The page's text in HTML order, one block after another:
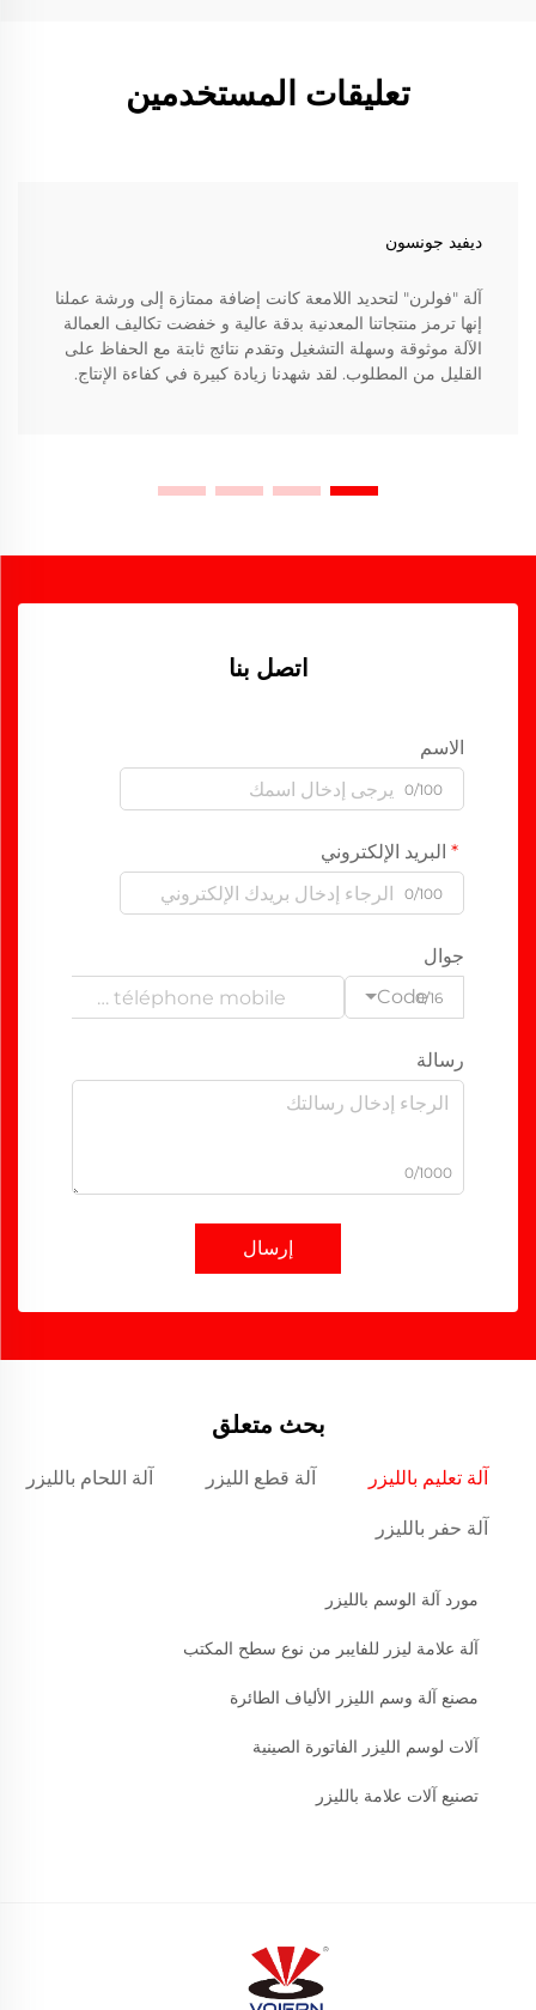
تعليقات المستخدمين
ديفيد جونسون
آلة "فولرن" لتحديد اللامعة كانت إضافة ممتازة إلى ورشة عملنا
إنها ترمز منتجاتنا المعدنية بدقة عالية و خفضت تكاليف العمالة
الآلة موثوقة وسهلة التشغيل وتقدم نتائج ثابتة مع الحفاظ على
القليل من المطلوب. لقد شهدنا زيادة كبيرة في كفاءة الإنتاج.
اتصل بنا
الاسم
0/100
البريد الإلكتروني
0/100
جوال
Code0/16
رسالة
0/1000
إرسال
بحث متعلق
آلة تعليم بالليزر آلة قطع الليزر آلة اللحام بالليزر
آلة حفر بالليزر
مورد آلة الوسم بالليزر
آلة علامة ليزر للفايبر من نوع سطح المكتب
مصنع آلة وسم الليزر الألياف الطائرة
آلات لوسم الليزر الفاتورة الصينية
تصنيع آلات علامة بالليزر